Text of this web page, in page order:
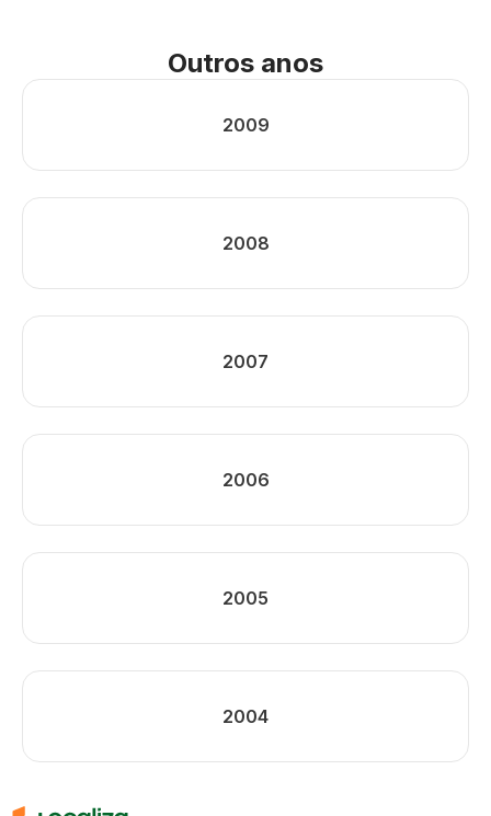
Outros anos
2009
2008
2007
2006
2005
2004